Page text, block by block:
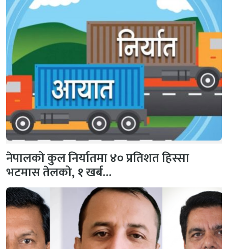
नेपालको कुल निर्यातमा ४० प्रतिशत हिस्सा
भटमास तेलको, १ खर्ब…